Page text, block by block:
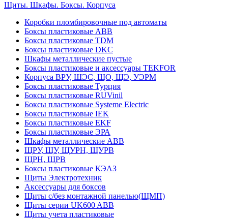
Щиты. Шкафы. Боксы. Корпуса
Коробки пломбировочные под автоматы
Боксы пластиковые ABB
Боксы пластиковые TDM
Боксы пластиковые DKC
Шкафы металлические пустые
Боксы пластиковые и аксессуары TEKFOR
Корпуса ВРУ, ШЭС, ЩО, ЩЭ, УЭРМ
Боксы пластиковые Турция
Боксы пластиковые RUVinil
Боксы пластиковые Systeme Electric
Боксы пластиковые IEK
Боксы пластиковые EKF
Боксы пластиковые ЭРА
Шкафы металлические ABB
ЩРУ, ЩУ, ЩУРН, ЩУРВ
ЩРН, ЩРВ
Боксы пластиковые КЭАЗ
Щиты Электротехник
Аксессуары для боксов
Щиты с/без монтажной панелью(ЩМП)
Щиты серии UK600 ABB
Щиты учета пластиковые